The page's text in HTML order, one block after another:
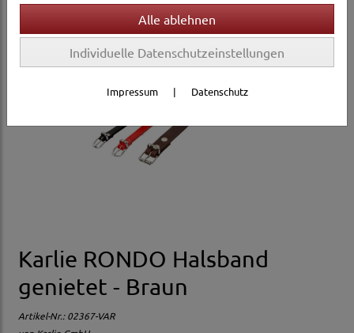
Karlie RONDO Halsband
genietet - Braun
Artikel-Nr.:02367-VAR
Individuelle Datenschutzeinstellungen
Impressum | Datenschutz